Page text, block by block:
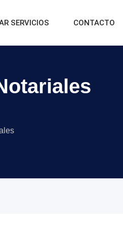
SERVICIOS CONTACTO